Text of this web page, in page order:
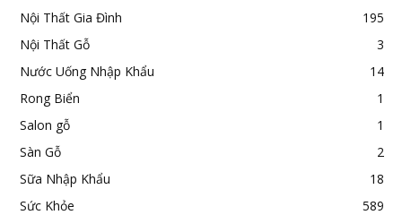
Nội Thất Gia Đình
195
Nội Thất Gỗ
3
Nước Uống Nhập Khẩu
14
Rong Biển
1
Salon gỗ
1
Sàn Gỗ
2
Sữa Nhập Khẩu
18
Sức Khỏe
589